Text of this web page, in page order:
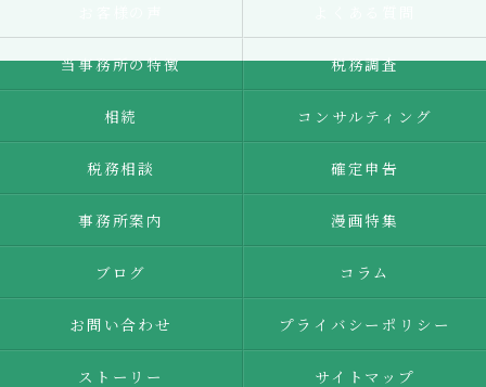
当事務所の特徴 税務調査
相続 コンサルティング
税務相談 確定申告
事務所案内 漫画特集
ブログ コラム
お問い合わせ プライバシーポリシー
ストーリー サイトマップ